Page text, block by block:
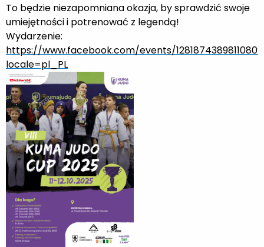
To będzie niezapomniana okazja, by sprawdzić swoje
umiejętności i potrenować z legendą!
Wydarzenie:
https://www.facebook.com/events/1281874389811080?
locale=pl_PL